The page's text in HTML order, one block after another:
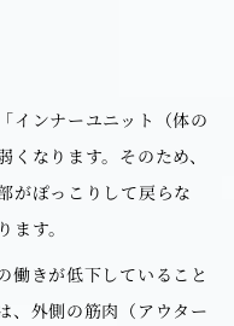
インナーユニット（体の
なります。そのため、
がぽっこりして戻らな
す。
働きが低下していること
、外側の筋肉（アウター